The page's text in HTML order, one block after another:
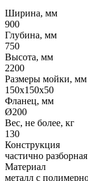
Ширина, мм
900
Глубина, мм
750
Высота, мм
2200
Размеры мойки, мм
150х150х50
Фланец, мм
Ø200
Вес, не более, кг
130
Конструкция
частично разборная
Материал
металл с